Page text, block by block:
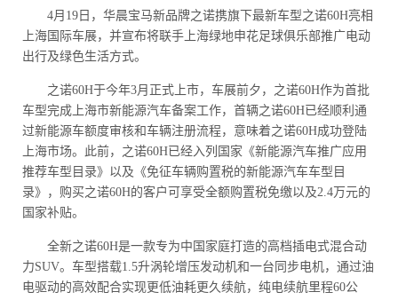
4月19日，华晨宝马新品牌之诺携旗下最新车型之诺60H亮相
上海国际车展，并宣布将联手上海绿地申花足球俱乐部推广电动
出行及绿色生活方式。
之诺60H于今年3月正式上市，车展前夕，之诺60H作为首批
车型完成上海市新能源汽车备案工作，首辆之诺60H已经顺利通
过新能源车额度审核和车辆注册流程，意味着之诺60H成功登陆
上海市场。此前，之诺60H已经入列国家《新能源汽车推广应用
推荐车型目录》以及《免征车辆购置税的新能源汽车车型目
录》，购买之诺60H的客户可享受全额购置税免缴以及2.4万元的
国家补贴。
全新之诺60H是一款专为中国家庭打造的高档插电式混合动
力SUV。车型搭载1.5升涡轮增压发动机和一台同步电机，通过油
电驱动的高效配合实现更低油耗更久续航，纯电续航里程60公